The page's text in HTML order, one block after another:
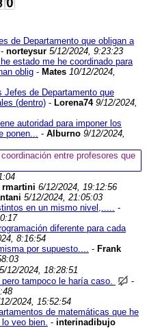
de Departamento que obligan a
- norteysur 5/12/2024, 9:23:23
estado me he coordinado para
oblig - Mates 10/12/2024,
Jefes de Departamento que
(dentro) - Lorena74 9/12/2024,
autoridad para imponer los
ponen... - Alburno 9/12/2024,
entre profesores que
rmartini 6/12/2024, 19:12:56
5/12/2024, 21:05:03
en un mismo nivel,..... -
diferente para cada
8:16:54
por supuesto.... - Frank
5/12/2024, 18:28:51
tampoco le haría caso.
-
2024, 15:52:54
de matemáticas que he
veo bien. - interinadibujo